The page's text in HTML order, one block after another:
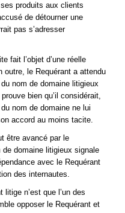
produits aux clients
de détourner une
pas s’adresser
fait l’objet d’une réelle
outre, le Requérant a attendu
nom de domaine litigieux
bien qu’il considérait,
nom de domaine ne lui
accord au moins tacite.
être avancé par le
domaine litigieux signale
avec le Requérant
des internautes.
litige n’est que l’un des
opposer le Requérant et